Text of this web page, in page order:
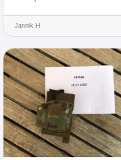
Jannik H